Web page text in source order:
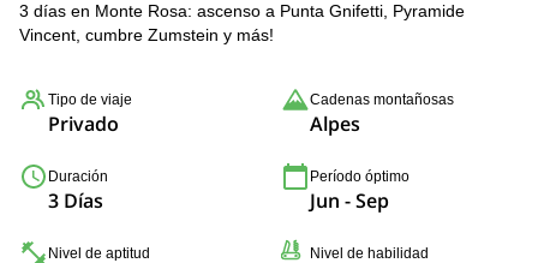
3 días en Monte Rosa: ascenso a Punta Gnifetti, Pyramide
Vincent, cumbre Zumstein y más!
Tipo de viaje
Privado
Cadenas montañosas
Alpes
Duración
3 Días
Período óptimo
Jun - Sep
Nivel de aptitud Nivel de habilidad